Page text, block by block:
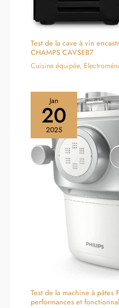
Test de la cave à vin
CHAMPS CAVSEB7
Cuisine équipée,
Jan
20
2025
Test de la machine à
performances et